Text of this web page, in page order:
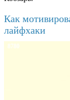
Как
лайфхаки
8780